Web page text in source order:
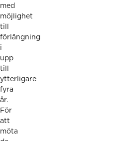
med
möjlighet
till
förlängning
i
upp
till
ytterligare
fyra
år.
För
att
möta